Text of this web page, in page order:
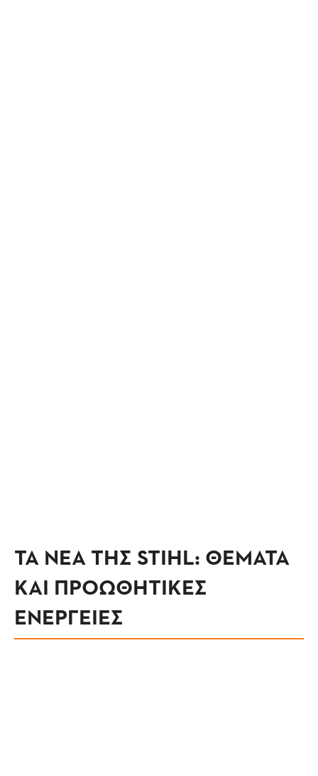
ΤΑ ΝΕΑ ΤΗΣ STIHL: ΘΕΜΑΤΑ
ΚΑΙ ΠΡΟΩΘΗΤΙΚΕΣ
ΕΝΕΡΓΕΙΕΣ